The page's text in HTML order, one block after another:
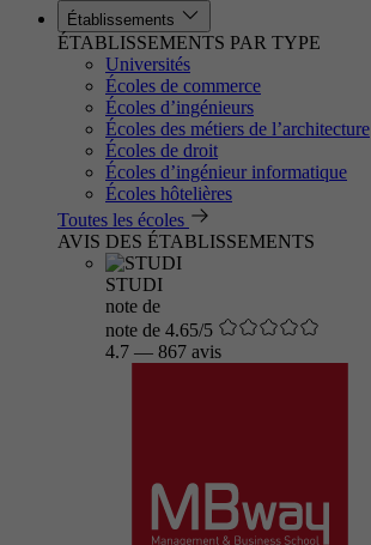
Établissements
ÉTABLISSEMENTS PAR TYPE
Universités
Écoles de commerce
Écoles d’ingénieurs
Écoles des métiers de l’architecture
Écoles de droit
Écoles d’ingénieur informatique
Écoles hôtelières
Toutes les écoles
AVIS DES ÉTABLISSEMENTS
STUDI
note de
note de 4.65/5
4.7 — 867 avis